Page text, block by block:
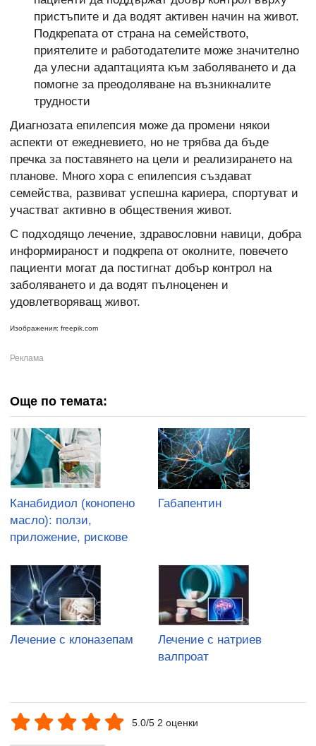
пристъпите и да водят активен начин на живот.
Подкрепата от страна на семейството,
приятелите и работодателите може значително
да улесни адаптацията към заболяването и да
помогне за преодоляване на възникналите
трудности
Диагнозата епилепсия може да промени някои
аспекти от ежедневието, но не трябва да бъде
пречка за поставянето на цели и реализирането на
планове. Много хора с епилепсия създават
семейства, развиват успешна кариера, спортуват и
участват активно в обществения живот.
С подходящо лечение, здравословни навици, добра
информираност и подкрепа от околните, повечето
пациенти могат да постигнат добър контрол на
заболяването и да водят пълноценен и
удовлетворяващ живот.
Изображения: freepik.com
Още по темата:
Канабидиол (конопено
масло): ползи,
приложение, рискове
Габапентин
Лечение с клоназепам
Лечение с натриев
валпроат
5.0/5 2 оценки